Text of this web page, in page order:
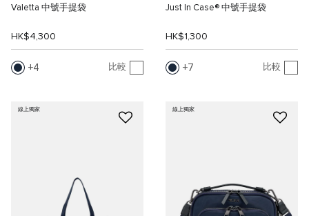
Valetta 中號手提袋
HK$4,300
4 比較
Just In Case® 中號手提袋
HK$1,300
7 比較
線上獨家 線上獨家